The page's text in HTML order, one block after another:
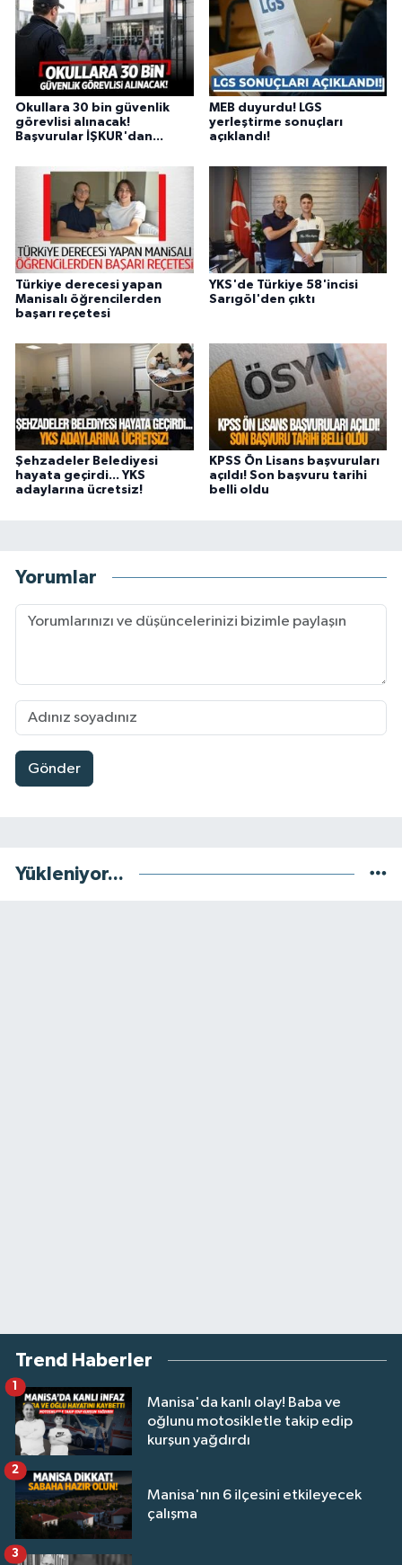
Okullara 30 bin güvenlik
görevlisi alınacak!
Başvurular İŞKUR'dan...
MEB duyurdu! LGS
yerleştirme sonuçları
açıklandı!
Türkiye derecesi yapan
Manisalı öğrencilerden
başarı reçetesi
YKS'de Türkiye 58'incisi
Sarıgöl'den çıktı
Şehzadeler Belediyesi
hayata geçirdi... YKS
adaylarına ücretsiz!
KPSS Ön Lisans başvuruları
açıldı! Son başvuru tarihi
belli oldu
Yorumlar
Gönder
Yükleniyor...
Trend Haberler
Manisa'da kanlı olay! Baba ve
oğlunu motosikletle takip edip
kurşun yağdırdı
Manisa'nın 6 ilçesini etkileyecek
çalışma
2
3